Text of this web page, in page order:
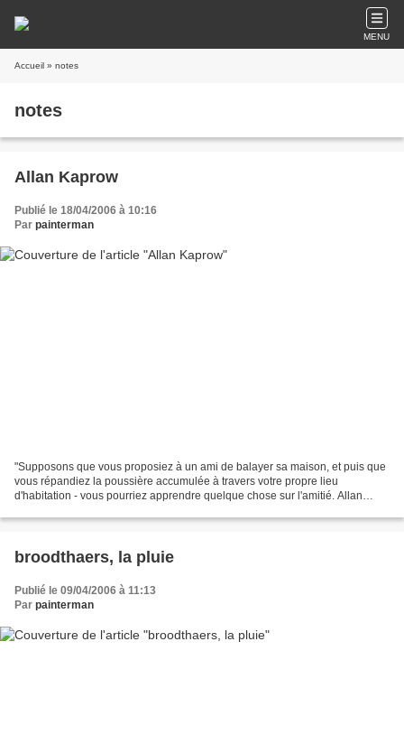
MENU
Accueil » notes
notes
Allan Kaprow
Publié le 18/04/2006 à 10:16
Par painterman
"Supposons que vous proposiez à un ami de balayer sa maison, et puis que
vous répandiez la poussière accumulée à travers votre propre lieu
d'habitation - vous pourriez apprendre quelque chose sur l'amitié. Allan
broodthaers, la pluie
Publié le 09/04/2006 à 11:13
Par painterman